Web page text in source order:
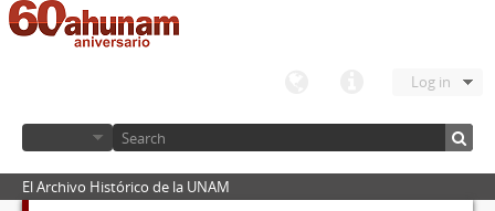
Log in
El Archivo Histórico de la UNAM